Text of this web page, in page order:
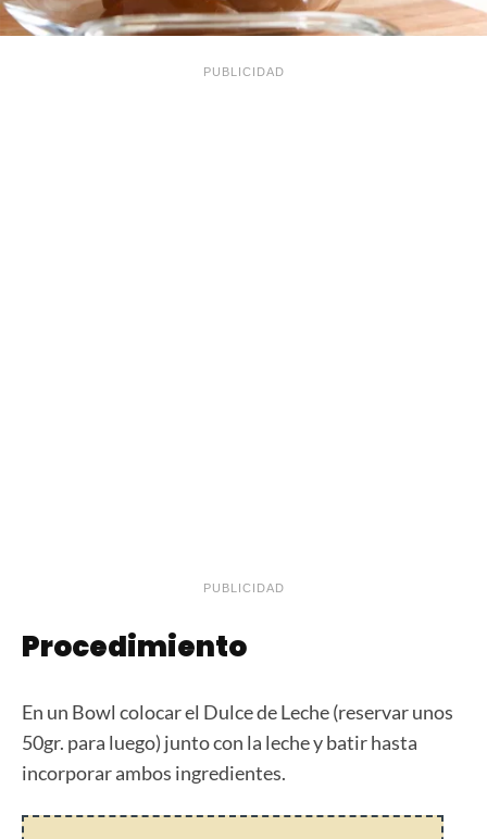
PUBLICIDAD
PUBLICIDAD
Procedimiento
En un Bowl colocar el Dulce de Leche (reservar unos
50gr. para luego) junto con la leche y batir hasta
incorporar ambos ingredientes.